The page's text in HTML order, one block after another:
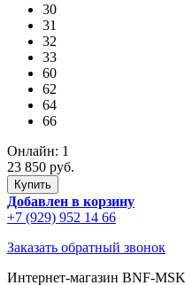
30
31
32
33
60
62
64
66
Онлайн: 1
23 850 руб.
Добавлен в корзину
+7 (929) 952 14 66
Заказать обратный звонок
Интернет-магазин BNF-